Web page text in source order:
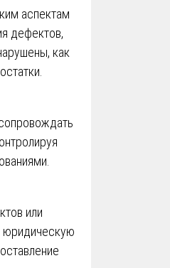
аспектам
дефектов,
как
или
юридическую